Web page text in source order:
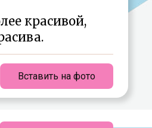
красивой,
Вставить на фото